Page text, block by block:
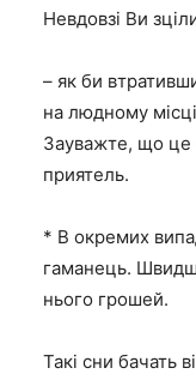
Невдовзі Ви
– як би
на людному
Зауважте, що це
приятель.
* В окремих
гаманець.
нього грошей.
Такі сни бачать